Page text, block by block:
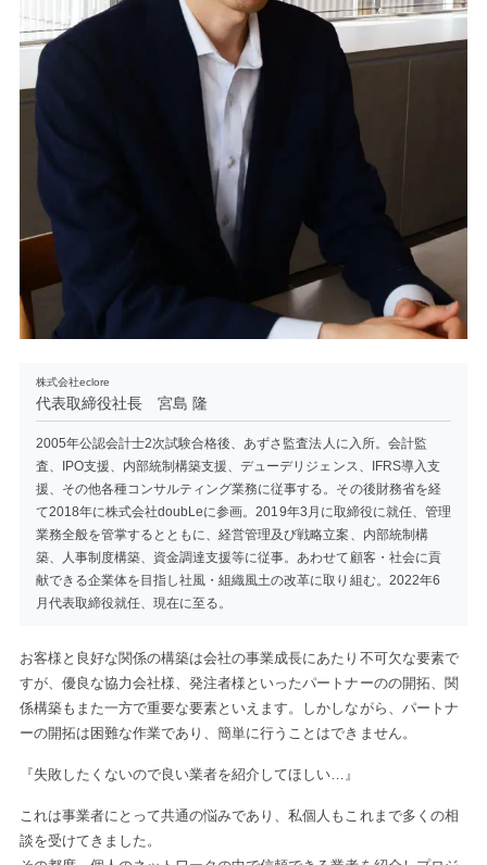
株式会社eclore
代表取締役社長 宮島 隆
2005年公認会計士2次試験合格後、あずさ監査法人に入所。会計監
査、IPO支援、内部統制構築支援、デューデリジェンス、IFRS導入支
援、その他各種コンサルティング業務に従事する。その後財務省を経
て2018年に株式会社doubLeに参画。2019年3月に取締役に就任、管理
業務全般を管掌するとともに、経営管理及び戦略立案、内部統制構
築、人事制度構築、資金調達支援等に従事。あわせて顧客・社会に貢
献できる企業体を目指し社風・組織風土の改革に取り組む。2022年6
月代表取締役就任、現在に至る。
お客様と良好な関係の構築は会社の事業成長にあたり不可欠な要素で
すが、優良な協力会社様、発注者様といったパートナーのの開拓、関
係構築もまた一方で重要な要素といえます。しかしながら、パートナ
ーの開拓は困難な作業であり、簡単に行うことはできません。
『失敗したくないので良い業者を紹介してほしい…』
これは事業者にとって共通の悩みであり、私個人もこれまで多くの相
談を受けてきました。